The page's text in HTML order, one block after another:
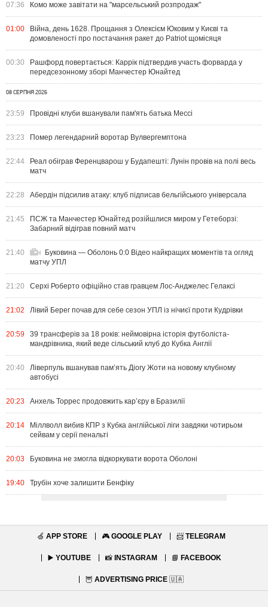
07:36 Комо може завітати на "марсельський розпродаж"
01:00
Війна, день 1628. Прощання з Олексієм Юковим у Києві та
домовленості про постачання ракет до Patriot щомісяця
00:30
Рашфорд повертається: Каррік підтвердив участь форварда у
передсезонному зборі Манчестер Юнайтед
08 СЕРПНЯ 2026
23:59 Провідні клуби вшанували пам'ять батька Мессі
23:23 Помер легендарний воротар Вулвергемптона
22:44
Реал обіграв Ференцварош у Будапешті: Лунін провів на полі весь
матч
22:28 Абердін підсилив атаку: клуб підписав бельгійського універсала
21:45
ПСЖ та Манчестер Юнайтед розійшлися миром у Гетеборзі:
Забарний відіграв повний матч
21:40
Буковина — Оболонь 0:0 Відео найкращих моментів та огляд
матчу УПЛ
21:20 Серхі Роберто офіційно став гравцем Лос-Анджелес Гелаксі
21:02 Лівий Берег почав для себе сезон УПЛ із нічиєї проти Кудрівки
20:59
39 трансферів за 18 років: неймовірна історія футболіста-
мандрівника, який веде сільський клуб до Кубка Англії
20:40
Ліверпуль вшанував пам’ять Діогу Жоти на новому клубному
автобусі
20:23 Анхель Торрес продовжить кар’єру в Бразилії
20:14
Міллволл вибив КПР з Кубка англійської ліги завдяки чотирьом
сейвам у серії пенальті
20:03 Буковина не змогла відкоркувати ворота Оболоні
19:40 Трубін хоче залишити Бенфіку
🍏 APP STORE 🎮 GOOGLE PLAY 📨 TELEGRAM
▶️ YOUTUBE 📸 INSTAGRAM 📘 FACEBOOK
🦉 ADVERTISING PRICE 🇺🇦